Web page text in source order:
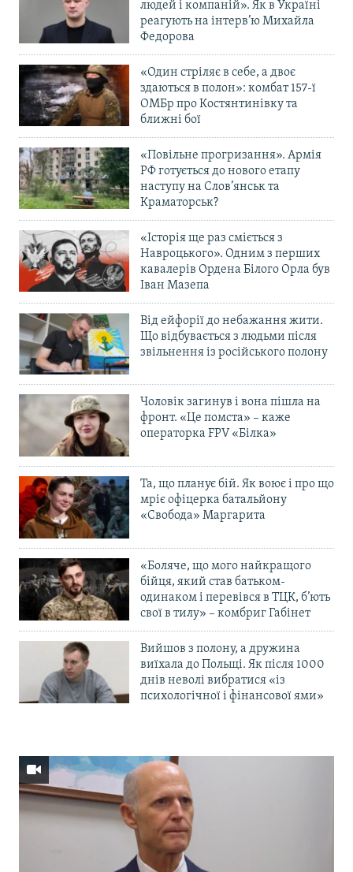
людей і компаній». Як в Україні
реагують на інтерв’ю Михайла
Федорова
«Один стріляє в себе, а двоє
здаються в полон»: комбат 157-ї
ОМБр про Костянтинівку та
ближні бої
«Повільне прогризання». Армія
РФ готується до нового етапу
наступу на Слов’янськ та
Краматорськ?
«Історія ще раз сміється з
Навроцького». Одним з перших
кавалерів Ордена Білого Орла був
Іван Мазепа
Від ейфорії до небажання жити.
Що відбувається з людьми після
звільнення із російського полону
Чоловік загинув і вона пішла на
фронт. «Це помста» – каже
операторка FPV «Білка»
Та, що планує бій. Як воює і про що
мріє офіцерка батальйону
«Свобода» Маргарита
«Боляче, що мого найкращого
бійця, який став батьком-
одинаком і перевівся в ТЦК, б’ють
свої в тилу» – комбриг Габінет
Вийшов з полону, а дружина
виїхала до Польщі. Як після 1000
днів неволі вибратися «із
психологічної і фінансової ями»